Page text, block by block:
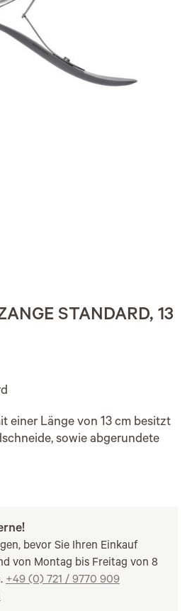
STANDARD, 13
einer Länge von 13 cm besitzt
sowie abgerundete
bevor Sie Ihren Einkauf
von Montag bis Freitag von 8
+49 (0) 721 / 9770 909